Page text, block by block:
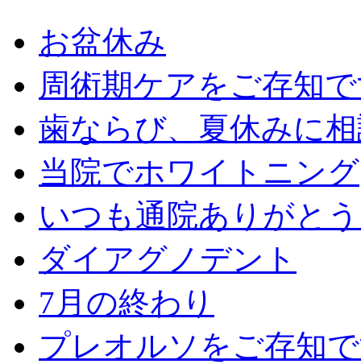
お盆休み
周術期ケアをご存知
歯ならび、夏休みに
当院でホワイトニング
いつも通院ありがと
ダイアグノデント
7月の終わり
プレオルソをご存知